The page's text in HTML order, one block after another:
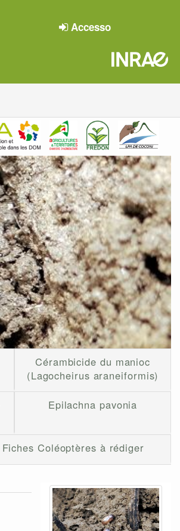
Accesso
Cérambicide du manioc
(Lagocheirus araneiformis)
Epilachna pavonia
Fiches Coléoptères à rédiger